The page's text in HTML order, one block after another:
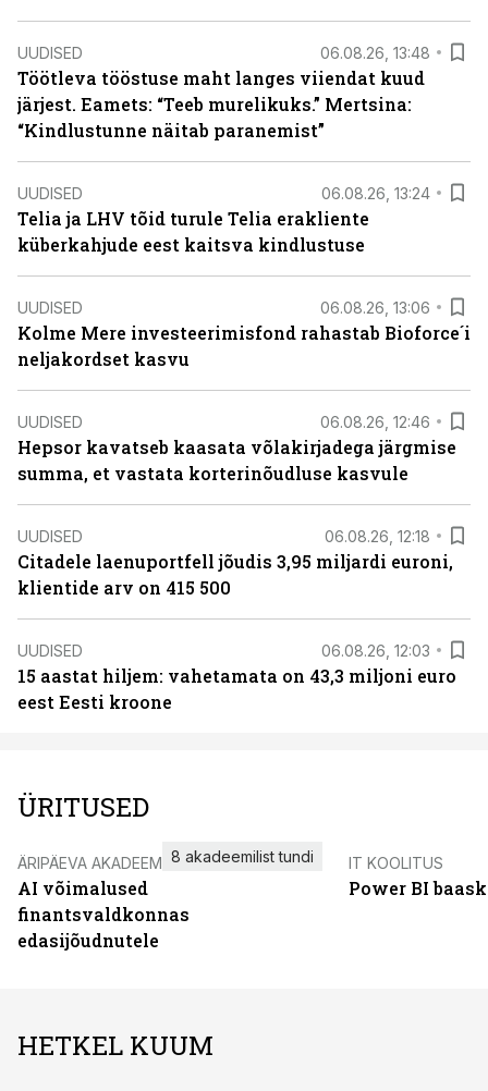
UUDISED 06.08.26, 13:48
Töötleva tööstuse maht langes viiendat kuud
järjest. Eamets: “Teeb murelikuks.” Mertsina:
“Kindlustunne näitab paranemist”
UUDISED 06.08.26, 13:24
Telia ja LHV tõid turule Telia erakliente
küberkahjude eest kaitsva kindlustuse
UUDISED 06.08.26, 13:06
Kolme Mere investeerimisfond rahastab Bioforce´i
neljakordset kasvu
UUDISED 06.08.26, 12:46
Hepsor kavatseb kaasata võlakirjadega järgmise
summa, et vastata korterinõudluse kasvule
UUDISED 06.08.26, 12:18
Citadele laenuportfell jõudis 3,95 miljardi euroni,
klientide arv on 415 500
UUDISED 06.08.26, 12:03
15 aastat hiljem: vahetamata on 43,3 miljoni euro
eest Eesti kroone
ÜRITUSED
ÄRIPÄEVA AKADEEMIA
AI võimalused
finantsvaldkonnas
edasijõudnutele
8 akadeemilist tundi IT KOOLITUS
Power BI
HETKEL KUUM